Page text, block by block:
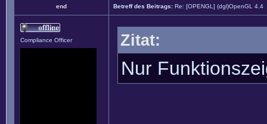
end Betreff des Beitrags: Re: [OPENGL] (dgl)OpenGL 4.4
Compliance Officer Zitat:
Nur